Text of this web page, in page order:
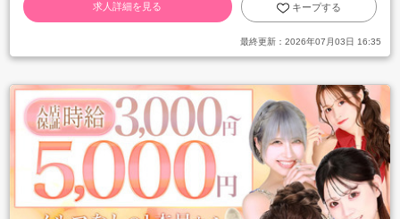
求人詳細を見る キープする
最終更新： 2026年07月03日 16:35